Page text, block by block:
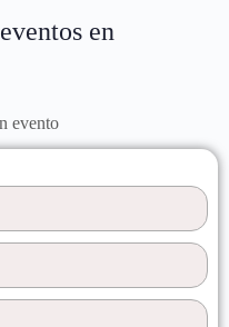
en
evento